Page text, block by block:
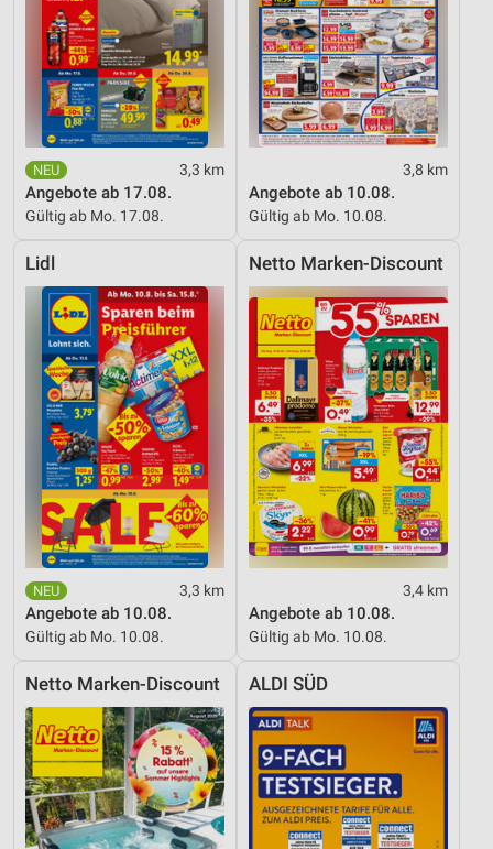
3,3 km
Angebote ab 17.08.
Gültig ab Mo. 17.08.
3,8 km
Angebote ab 10.08.
Gültig ab Mo. 10.08.
Lidl
3,3 km
Angebote ab 10.08.
Gültig ab Mo. 10.08.
Netto Marken-Discount
3,4 km
Angebote ab 10.08.
Gültig ab Mo. 10.08.
Netto Marken-Discount ALDI SÜD
Erstellung von Profilen zur Personalisierung
von Inhalten
Verwendung von Profilen zur Auswahl
personalisierter Inhalte
Messung der Werbeleistung
Messung der Performance von Inhalten
Kombinationen von Daten aus verschiedenen
Quellen
Entwicklung und Verbesserung der Angebote
Verwendung reduzierter Daten zur Auswahl von
Inhalten
IAB-Besonderheiten:
Verwendung genauer Standortdaten
Geräte anhand von aktiv angeforderten
Informationen identifizieren
Nicht-IAB-Verarbeitungszwecke:
Notwendig
Performance
Funktional
Werbung